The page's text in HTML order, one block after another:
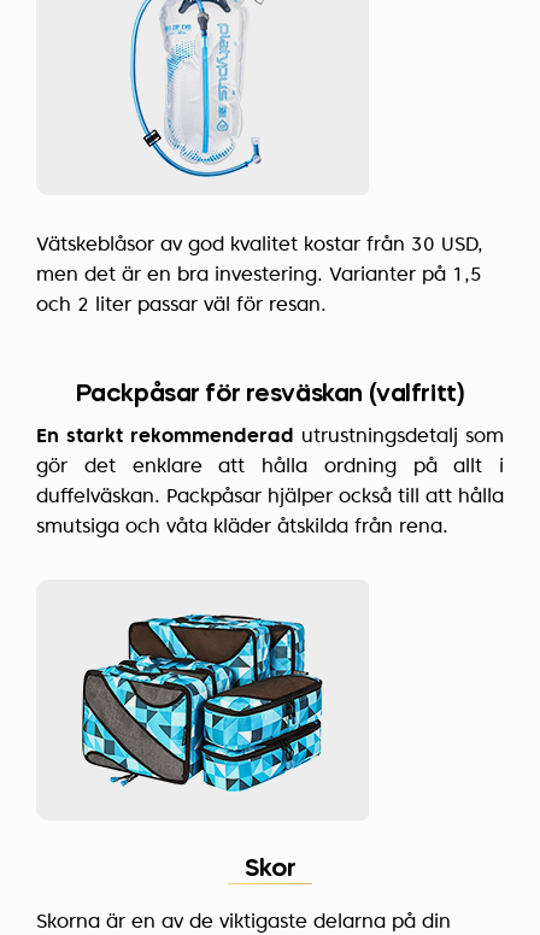
Vätskeblåsor av god kvalitet kostar från 30 USD,
men det är en bra investering. Varianter på 1,5
och 2 liter passar väl för resan.
Packpåsar för resväskan (valfritt)
En starkt rekommenderad utrustningsdetalj som
gör det enklare att hålla ordning på allt i
duffelväskan. Packpåsar hjälper också till att hålla
smutsiga och våta kläder åtskilda från rena.
Skor
Skorna är en av de viktigaste delarna på din